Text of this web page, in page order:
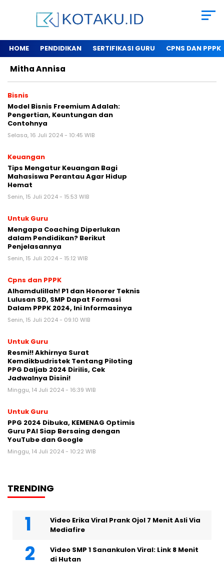
HOME PENDIDIKAN SERTIFIKASI GURU CPNS DAN PPPK
Mitha Annisa
Bisnis
Model Bisnis Freemium Adalah:
Pengertian, Keuntungan dan
Contohnya
Selasa, 16 Juli 2024 - 10:45 WIB
Keuangan
Tips Mengatur Keuangan Bagi
Mahasiswa Perantau Agar Hidup
Hemat
Senin, 15 Juli 2024 - 15:53 WIB
Untuk Guru
Mengapa Coaching Diperlukan
dalam Pendidikan? Berikut
Penjelasannya
Senin, 15 Juli 2024 - 15:12 WIB
Cpns dan PPPK
Alhamdulillah! P1 dan Honorer Teknis
Lulusan SD, SMP Dapat Formasi
Dalam PPPK 2024, Ini Informasinya
Senin, 15 Juli 2024 - 09:10 WIB
Untuk Guru
Resmi!! Akhirnya Surat
Kemdikbudristek Tentang Piloting
PPG Daljab 2024 Dirilis, Cek
Jadwalnya Disini!
Minggu, 14 Juli 2024 - 16:39 WIB
Untuk Guru
PPG 2024 Dibuka, KEMENAG Optimis
Guru PAI Siap Bersaing dengan
YouTube dan Google
Minggu, 14 Juli 2024 - 10:22 WIB
TRENDING
Video Erika Viral Prank Ojol 7 Menit Asli Via
Mediafire
Video SMP 1 Sanankulon Viral: Link 8 Menit
di Hutan